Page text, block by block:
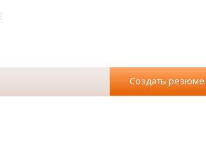
Создать резюме